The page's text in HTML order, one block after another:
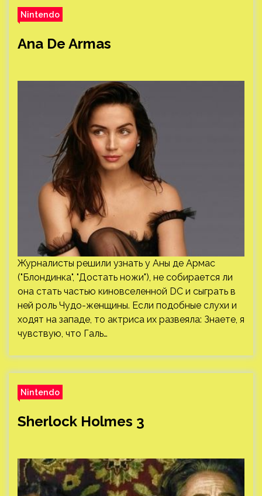
Nintendo
Ana De Armas
Журналисты решили узнать у Аны де Армас
("Блондинка", "Достать ножи"), не собирается ли
она стать частью киновселенной DC и сыграть в
ней роль Чудо-женщины. Если подобные слухи и
ходят на западе, то актриса их развеяла: Знаете, я
чувствую, что Галь…
Nintendo
Sherlock Holmes 3